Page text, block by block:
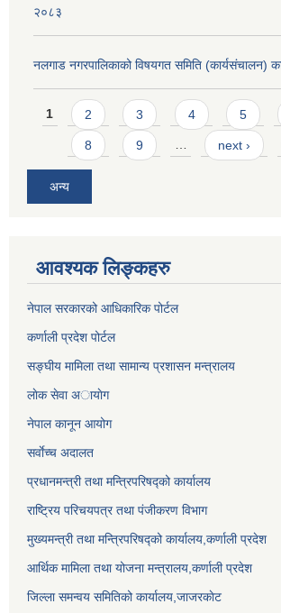
२०८३
नलगाड नगरपालिकाको विषयगत समिति (कार्यसंचालन)
Pages
1 2 3 4 5
8 9 … next ›
अन्य
आवश्यक लिङ्कहरु
नेपाल सरकारको आधिकारिक पोर्टल
कर्णाली प्रदेश पोर्टल
सङ्घीय मामिला तथा सामान्य प्रशासन मन्त्रालय
लाेक सेवा अायाेग
नेपाल कानून आयोग
सर्वाेच्च अदालत
प्रधानमन्त्री तथा मन्त्रिपरिषद्को कार्यालय
राष्ट्रिय परिचयपत्र तथा पंजीकरण विभाग
मुख्यमन्त्री तथा मन्त्रिपरिषद्को कार्यालय,कर्णाली प्रदेश
आर्थिक मामिला तथा योजना मन्त्रालय,कर्णाली प्रदेश
जिल्ला समन्वय समितिको कार्यालय,जाजरकाेट